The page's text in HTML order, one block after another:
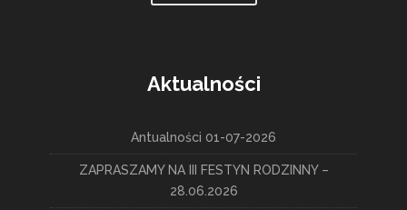
Aktualności
Antualności 01-07-2026
ZAPRASZAMY NA III FESTYN RODZINNY –
28.06.2026